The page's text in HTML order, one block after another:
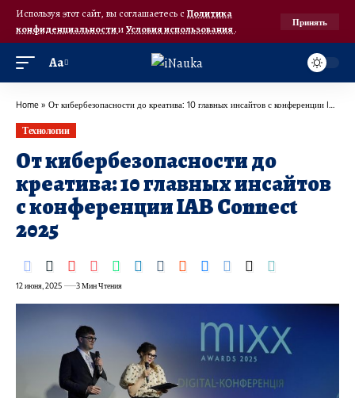
Используя этот сайт, вы соглашаетесь с Политика
конфиденциальностииУсловия использования.
Принять
Аа
Home » От кибербезопасности до креатива: 10 главных инсайтов с конференции IAB Connect 2025
Технологии
От кибербезопасности до
креатива: 10 главных инсайтов
с конференции IAB Connect
2025
12 июня, 2025 3 Мин Чтения